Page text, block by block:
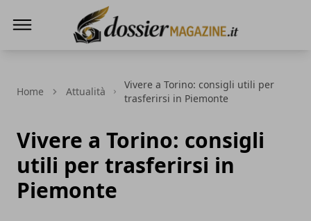
Home Attualità
Vivere a Torino: consigli utili per
trasferirsi in Piemonte
Vivere a Torino: consigli
utili per trasferirsi in
Piemonte